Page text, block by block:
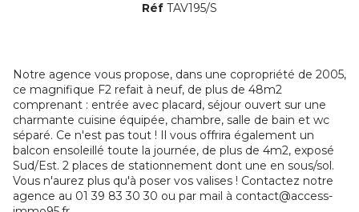
Réf TAV195/S
Notre agence vous propose, dans une copropriété de 2005,
ce magnifique F2 refait à neuf, de plus de 48m2
comprenant : entrée avec placard, séjour ouvert sur une
charmante cuisine équipée, chambre, salle de bain et wc
séparé. Ce n'est pas tout ! Il vous offrira également un
balcon ensoleillé toute la journée, de plus de 4m2, exposé
Sud/Est. 2 places de stationnement dont une en sous/sol.
Vous n'aurez plus qu'à poser vos valises ! Contactez notre
agence au 01 39 83 30 30 ou par mail à contact@access-